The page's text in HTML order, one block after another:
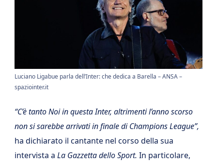
Luciano Ligabue parla dell’Inter: che dedica a Barella – ANSA –
spaziointer.it
“C’è tanto Noi in questa Inter, altrimenti l’anno scorso
non si sarebbe arrivati in finale di Champions League”,
ha dichiarato il cantante nel corso della sua
intervista a La Gazzetta dello Sport. In particolare,